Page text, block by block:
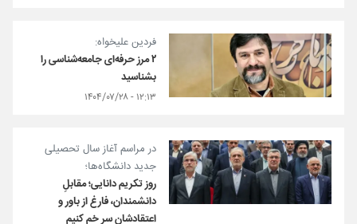
فردین علیخواه:
۲ مرز حرفه‌ای جامعه‌شناسی را
بشناسید
۱۲:۱۳ - ۱۴۰۴/۰۷/۲۸
در مراسم آغاز سال تحصیلی
جدید دانشگاه‌ها؛
روز تکریم دانایی؛ مقابلِ
دانشمندان، فارغ از باور و
اعتقادشان سر خم کنیم